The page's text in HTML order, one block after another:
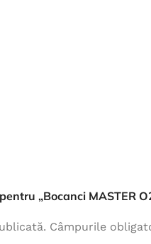
„Bocanci MASTER
Câmpurile